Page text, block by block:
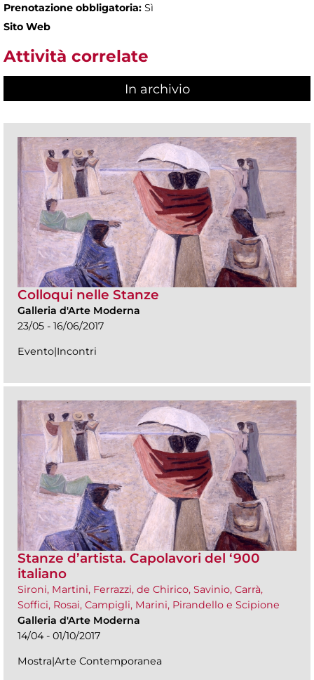
Prenotazione obbligatoria: Sì
Sito Web
Attività correlate
In archivio
Colloqui nelle Stanze
Galleria d'Arte Moderna
23/05 - 16/06/2017
Evento|Incontri
Stanze d’artista. Capolavori del ‘900
italiano
Sironi, Martini, Ferrazzi, de Chirico, Savinio, Carrà,
Soffici, Rosai, Campigli, Marini, Pirandello e Scipione
Galleria d'Arte Moderna
14/04 - 01/10/2017
Mostra|Arte Contemporanea